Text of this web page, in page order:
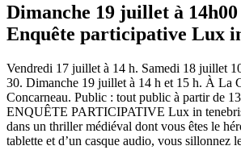
Dimanche 19 juillet à 14h00
Enquête participative Lux
Vendredi 17 juillet à 14 h. Samedi 18 juillet
30. Dimanche 19 juillet à 14 h et 15 h. À La
Concarneau. Public : tout public à partir de
ENQUÊTE PARTICIPATIVE Lux in
dans un thriller médiéval dont vous êtes le
tablette et d’un casque audio, vous